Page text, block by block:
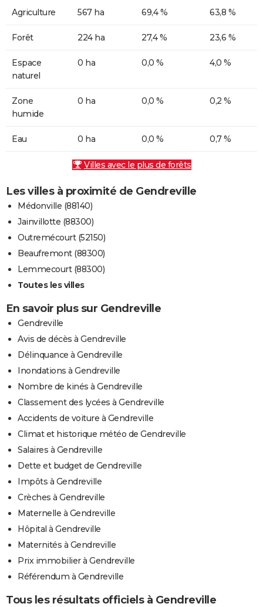
Agriculture 567 ha 69,4 % 63,8 %
Forêt 224 ha 27,4 % 23,6 %
Espace
naturel
0 ha 0,0 % 4,0 %
Zone
humide
0 ha 0,0 % 0,2 %
Eau 0 ha 0,0 % 0,7 %
Villes avec le plus de forêts
Les villes à proximité de Gendreville
Médonville (88140)
Jainvillotte (88300)
Outremécourt (52150)
Beaufremont (88300)
Lemmecourt (88300)
Toutes les villes
En savoir plus sur Gendreville
Gendreville
Avis de décès à Gendreville
Délinquance à Gendreville
Inondations à Gendreville
Nombre de kinés à Gendreville
Classement des lycées à Gendreville
Accidents de voiture à Gendreville
Climat et historique météo de Gendreville
Salaires à Gendreville
Dette et budget de Gendreville
Impôts à Gendreville
Crèches à Gendreville
Maternelle à Gendreville
Hôpital à Gendreville
Maternités à Gendreville
Prix immobilier à Gendreville
Référendum à Gendreville
Tous les résultats officiels à Gendreville